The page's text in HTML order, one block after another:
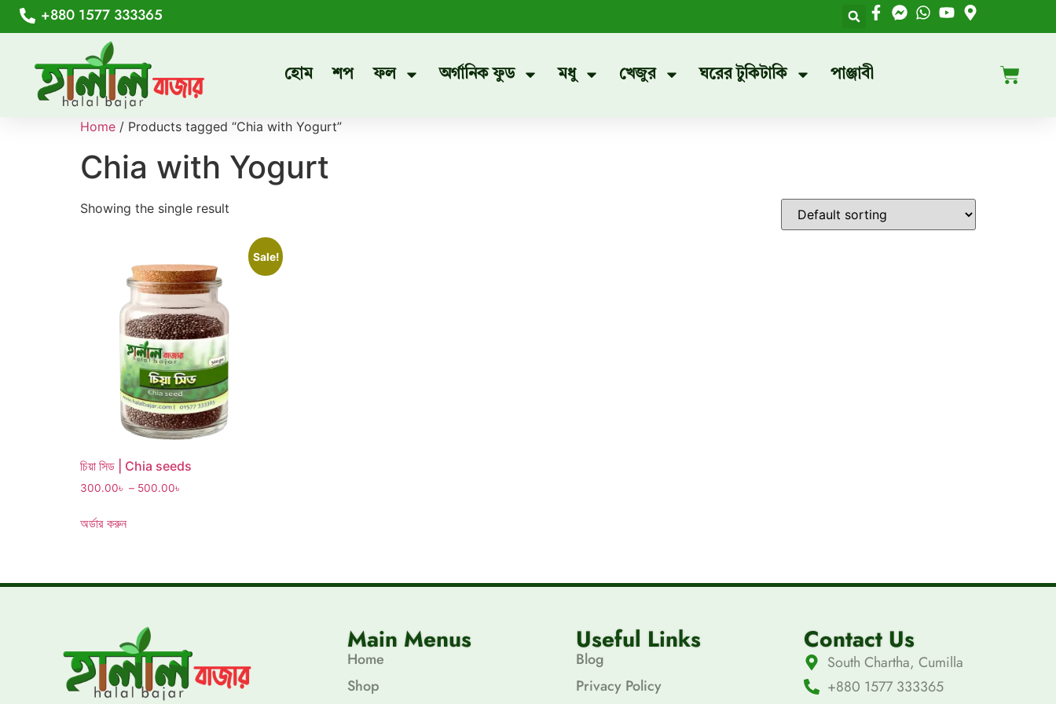
+880 1577 333365
হোম শপ ফল অর্গানিক ফুড মধু খেজুর ঘরের টুকিটাকি পাঞ্জাবী
Home / Products tagged “Chia with Yogurt”
Chia with Yogurt
Showing the single result
Sale!
চিয়া সিড | Chia seeds
300.00৳ – 500.00৳
অর্ডার করুন
Main Menus
Home
Shop
Useful Links
Blog
Privacy Policy
Contact Us
South Chartha, Cumilla
+880 1577 333365